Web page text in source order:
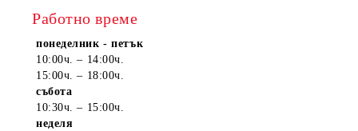
Работно време
понеделник - петък
10:00ч. – 14:00ч.
15:00ч. – 18:00ч.
събота
10:30ч. – 15:00ч.
неделя